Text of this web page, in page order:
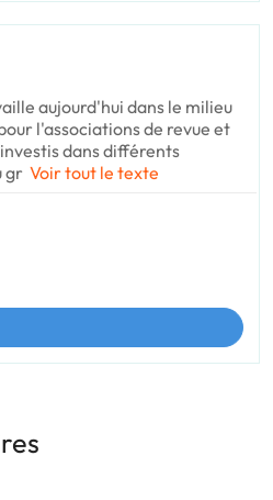
aujourd'hui dans le milieu
l'associations de revue et
dans différents
gr Voir tout le texte